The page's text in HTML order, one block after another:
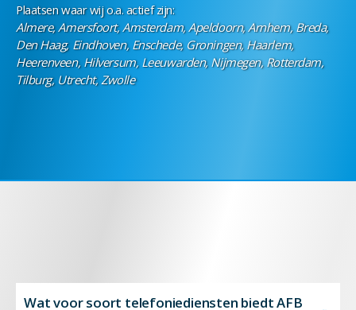
Plaatsen waar wij o.a. actief zijn:
Almere, Amersfoort, Amsterdam, Apeldoorn, Arnhem, Breda,
Den Haag, Eindhoven, Enschede, Groningen, Haarlem,
Heerenveen, Hilversum, Leeuwarden, Nijmegen, Rotterdam,
Tilburg, Utrecht, Zwolle
Wat voor soort telefoniediensten biedt AFB